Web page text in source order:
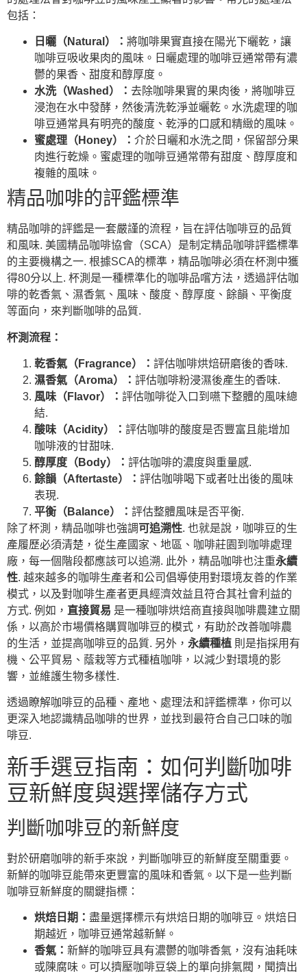
包括：
日曬（Natural）： 將咖啡果實直接在陽光下曬乾，讓
咖啡豆吸收果肉的風味。日曬處理的咖啡豆通常帶有濃
鬱的果香、甜度和醇厚度。
水洗（Washed）： 去除咖啡果實的果肉後，將咖啡豆
浸泡在水中發酵，然後清洗乾淨並曬乾。水洗處理的咖
啡豆通常具有明亮的酸度、乾淨的口感和精緻的風味。
蜜處理（Honey）： 介於日曬和水洗之間，保留部分果
肉進行乾燥。蜜處理的咖啡豆通常帶有甜度、醇厚度和
複雜的風味。
精品咖啡的評鑑標準
精品咖啡的評鑑是一套嚴謹的流程，旨在評估咖啡豆的品質
和風味. 美國精品咖啡協會（SCA）是制定精品咖啡評鑑標準
的主要機構之一. 根據SCA的標準，精品咖啡必須在杯測中獲
得80分以上. 杯測是一種標準化的咖啡品嚐方法，透過評估咖
啡的乾香氣、濕香氣、風味、酸度、醇厚度、餘韻、平衡度
等面向，來判斷咖啡的品質.
杯測流程：
乾香氣（Fragrance）： 評估咖啡烘焙研磨後的香味.
濕香氣（Aroma）： 評估咖啡粉浸濕後產生的香味.
風味（Flavor）： 評估咖啡從入口到嚥下整體的風味總
結.
酸味（Acidity）： 評估咖啡的酸度是否豐富且能增加
咖啡液的甘甜味.
醇厚度（Body）： 評估咖啡的濃度與重量感.
餘韻（Aftertaste）： 評估咖啡喝下或者吐出後的風味
表現.
平衡（Balance）： 評估整體風味是否平衡.
除了杯測，精品咖啡也強調可追溯性. 也就是說，咖啡豆的生
產履歷必須清楚，從生產國家、地區、咖啡莊園到咖啡處理
廠，每一個階段都應該可以追溯. 此外，精品咖啡也注重永續
性. 越來越多的咖啡生產者和公司倡導使用對環境友善的作業
模式，以及對咖啡生產者更具經濟效益且符合其社會利益的
方式. 例如， 直接貿易 是一種咖啡烘焙商直接與咖啡農建立關
係，以高於市場價格購買咖啡豆的模式，有助於改善咖啡農
的生活，並提高咖啡豆的品質. 另外， 永續種植 則是指採用有
機、公平貿易、蔭栽等方式種植咖啡，以減少對環境的影
響，並維護生物多樣性.
透過瞭解咖啡豆的品種、產地、處理法和評鑑標準，你可以
更深入地認識精品咖啡的世界，並找到最符合自己口味的咖
啡豆.
新手選豆指南：如何判斷咖啡
豆新鮮度與選擇儲存方式
判斷咖啡豆的新鮮度
對於研磨咖啡的新手來說，判斷咖啡豆的新鮮度至關重要。
新鮮的咖啡豆能帶來更豐富的風味和香氣。以下是一些判斷
咖啡豆新鮮度的關鍵指標：
烘焙日期： 盡量選擇標示有烘焙日期的咖啡豆。烘焙日
期越近，咖啡豆通常越新鮮。
香氣： 新鮮的咖啡豆具有濃鬱的咖啡香氣，沒有油耗味
或陳腐味。可以擠壓咖啡豆袋上的單向排氣閥，聞擠出